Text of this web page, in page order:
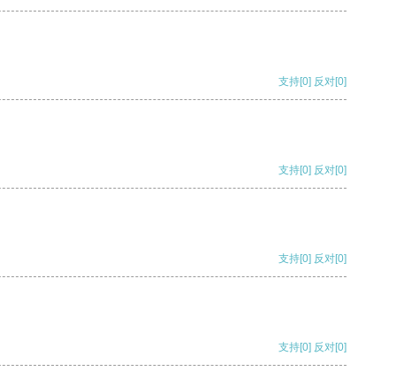
支持[0] 反对[0]
支持[0] 反对[0]
支持[0] 反对[0]
支持[0] 反对[0]